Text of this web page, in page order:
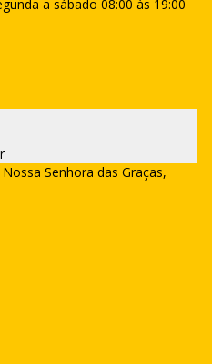
a sábado 08:00 às 19:00
Senhora das Graças,